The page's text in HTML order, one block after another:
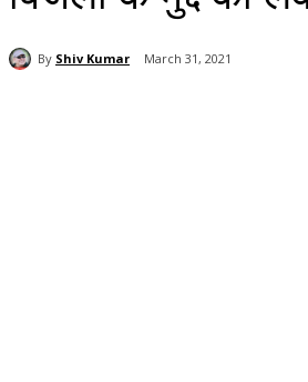
By Shiv Kumar March 31, 2021